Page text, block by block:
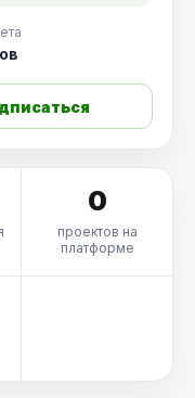
0
проектов на
платформе